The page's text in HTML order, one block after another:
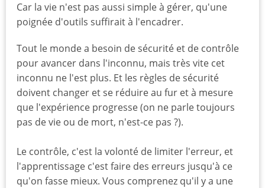
Car la vie n'est pas aussi simple à gérer, qu'une
poignée d'outils suffirait à l'encadrer.
Tout le monde a besoin de sécurité et de contrôle
pour avancer dans l'inconnu, mais très vite cet
inconnu ne l'est plus. Et les règles de sécurité
doivent changer et se réduire au fur et à mesure
que l'expérience progresse (on ne parle toujours
pas de vie ou de mort, n'est-ce pas ?).
Le contrôle, c'est la volonté de limiter l'erreur, et
l'apprentissage c'est faire des erreurs jusqu'à ce
qu'on fasse mieux. Vous comprenez qu'il y a une